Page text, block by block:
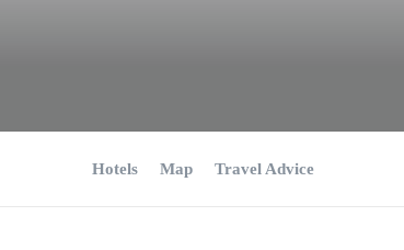
Hotels Map Travel Advice